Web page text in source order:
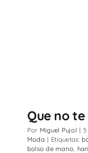
Que no te
Por Miguel Pujol |
Moda | Etiquetas:
bolso de mano